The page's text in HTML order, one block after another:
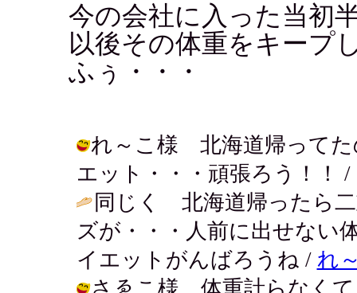
今の会社に入った当初
以後その体重をキープ
ふぅ・・・
れ～こ様 北海道帰ってた
エット・・・頑張ろう！！ /
同じく 北海道帰ったら
ズが・・・人前に出せな
イエットがんばろうね / れ
さゑこ様 体重計らなくて